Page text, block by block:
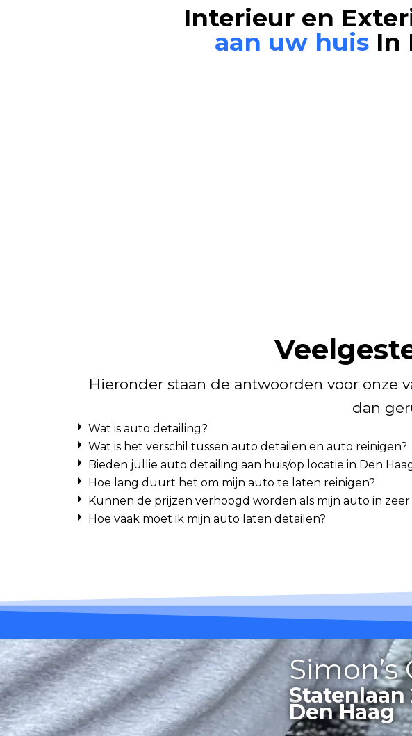
Interieur en
aan uw huis In
Hieronder staan de antwoorden voor onze
dan
Wat is auto detailing?
Wat is het verschil tussen auto detailen en auto reinigen?
Bieden jullie auto detailing aan huis/op locatie in Den
Hoe lang duurt het om mijn auto te laten reinigen?
Kunnen de prijzen verhoogd worden als mijn auto in
Hoe vaak moet ik mijn auto laten detailen?
Simon’s
Statenlaan
Den Haag